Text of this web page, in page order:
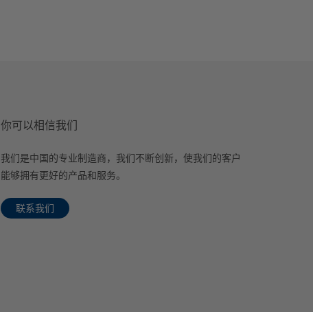
你可以相信我们
我们是中国的专业制造商，我们不断创新，使我们的客户
能够拥有更好的产品和服务。
联系我们